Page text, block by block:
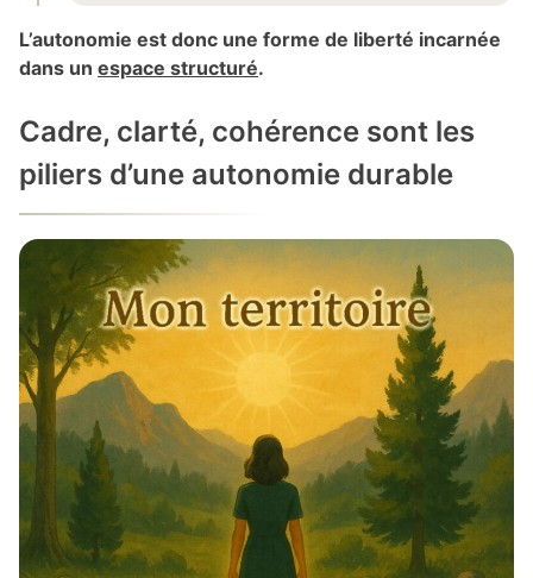
L’autonomie est donc une forme de liberté incarnée
dans un espace structuré.
Cadre, clarté, cohérence sont les
piliers d’une autonomie durable